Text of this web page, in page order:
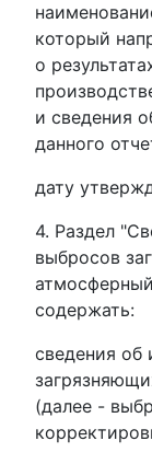
который
о
и сведения
данного
дату
4. Раздел
выбросов
содержать:
сведения об
(далее -